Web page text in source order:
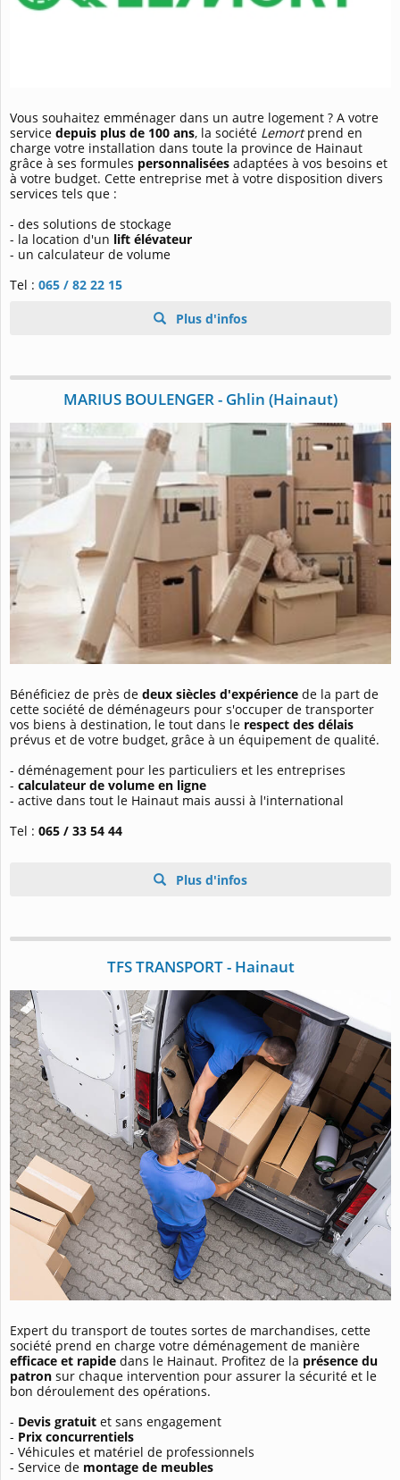
Vous souhaitez emménager dans un autre logement ? A votre
service depuis plus de 100 ans, la société Lemortprend en
charge votre installation dans toute la province de Hainaut
grâce à ses formules personnalisées adaptées à vos besoins et
à votre budget. Cette entreprise met à votre disposition divers
services tels que :
- des solutions de stockage
- la location d'un lift élévateur
- un calculateur de volume
Tel : 065 / 82 22 15
Plus d'infos
MARIUS BOULENGER - Ghlin (Hainaut)
Bénéficiez de près de deux siècles d'expérience de la part de
cette société de déménageurs pour s'occuper de transporter
vos biens à destination, le tout dans le respect des délais
prévus et de votre budget, grâce à un équipement de qualité.
- déménagement pour les particuliers et les entreprises
- calculateur de volume en ligne
- active dans tout le Hainaut mais aussi à l'international
Tel : 065 / 33 54 44
Plus d'infos
TFS TRANSPORT - Hainaut
Expert du transport de toutes sortes de marchandises, cette
société prend en charge votre déménagement de manière
efficace et rapide dans le Hainaut. Profitez de la présence du
patron sur chaque intervention pour assurer la sécurité et le
bon déroulement des opérations.
- Devis gratuit et sans engagement
- Prix concurrentiels
- Véhicules et matériel de professionnels
- Service de montage de meubles